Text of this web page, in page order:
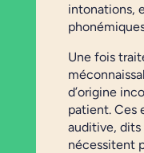
intonations,
Une fois
d’origine
patient. Ces
auditive, dits
nécessitent